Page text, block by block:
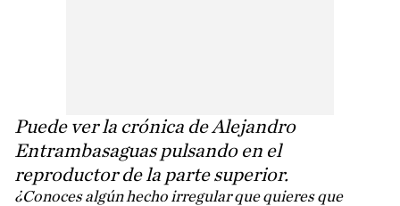
Puede ver la crónica de Alejandro
Entrambasaguas pulsando en el
reproductor de la parte superior.
¿Conoces algún hecho irregular que quieres que